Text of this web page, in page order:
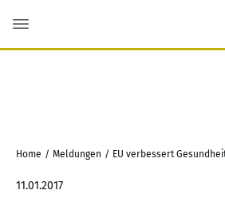
Home / Meldungen /
11.01.2017